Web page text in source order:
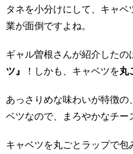
タネを小分けにして、キャ
業が面倒ですよね。
ギャル曽根さんが紹介したの
ツ』
！しかも、キャベツを丸
あっさりめな味わいが特徴
ベツなので、まろやかなチー
キャベツを丸ごとラップで包